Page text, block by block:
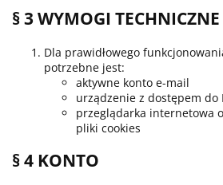
§ 3 WYMOGI TECHNICZNE
Dla prawidłowego
potrzebne jest:
aktywne konto e-mail
urządzenie z dostępem
przeglądarka internetowa
pliki cookies
§ 4 KONTO